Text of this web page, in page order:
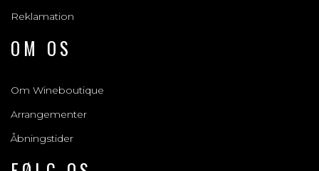
Reklamation
OM OS
Om Wineboutique
Arrangementer
Åbningstider